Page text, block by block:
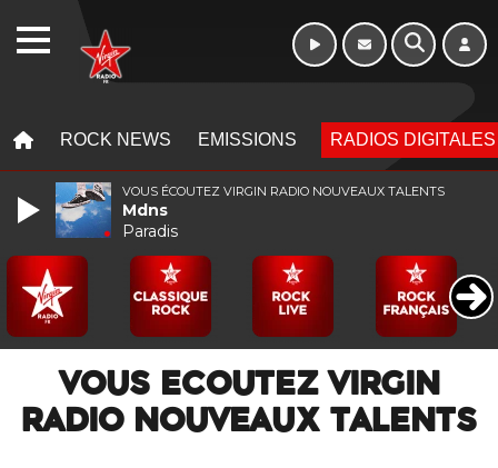
ROCK NEWS EMISSIONS RADIOS DIGITALES
VOUS ECOUTEZ VIRGIN
RADIO NOUVEAUX TALENTS
VOUS ÉCOUTEZ VIRGIN RADIO NOUVEAUX TALENTS
Mdns
Paradis
WEBRADIO